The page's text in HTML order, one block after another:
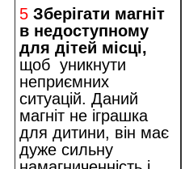
5 Зберігати магніт
в недоступному
для дітей місці,
щоб уникнути
неприємних
ситуацій. Даний
магніт не іграшка
для дитини, він має
дуже сильну